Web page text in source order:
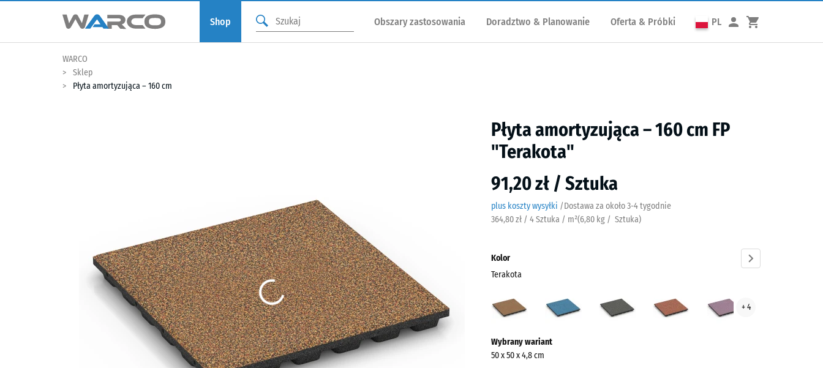
Shop Obszary zastosowania Doradztwo & Planowanie Oferta & Próbki PL
WARCO
Sklep
Płyta amortyzująca – 160 cm
Płyta amortyzująca – 160 cm FP
"Terakota"
91,20 zł / Sztuka
plus koszty wysyłki /Dostawa za około3-4 tygodnie
364,80 zł / 4 Sztuka / m²(6,80 kg / Sztuka)
Kolor
Terakota
(active)
Ciemnoszary
granit
+ 4
informacji
o
Wybrany wariant
50 x 50 x 4,8 cm